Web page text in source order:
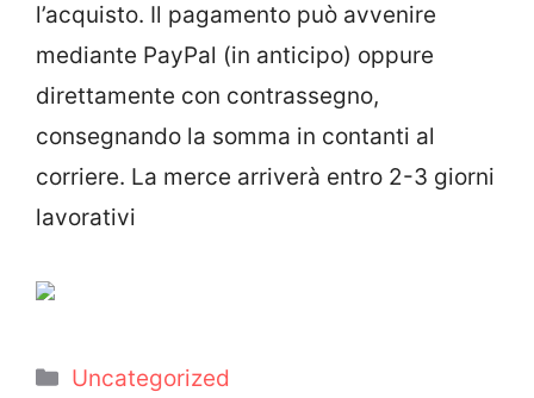
l’acquisto. Il pagamento può avvenire
mediante PayPal (in anticipo) oppure
direttamente con contrassegno,
consegnando la somma in contanti al
corriere. La merce arriverà entro 2-3 giorni
lavorativi
Categorie
Uncategorized